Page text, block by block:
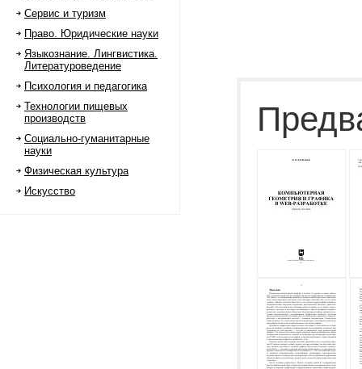
Сервис и туризм
Право. Юридические науки
Языкознание. Лингвистика.
Литературоведение
Психология и педагогика
Технологии пищевых
производств
Социально-гуманитарные
науки
Физическая культура
Искусство